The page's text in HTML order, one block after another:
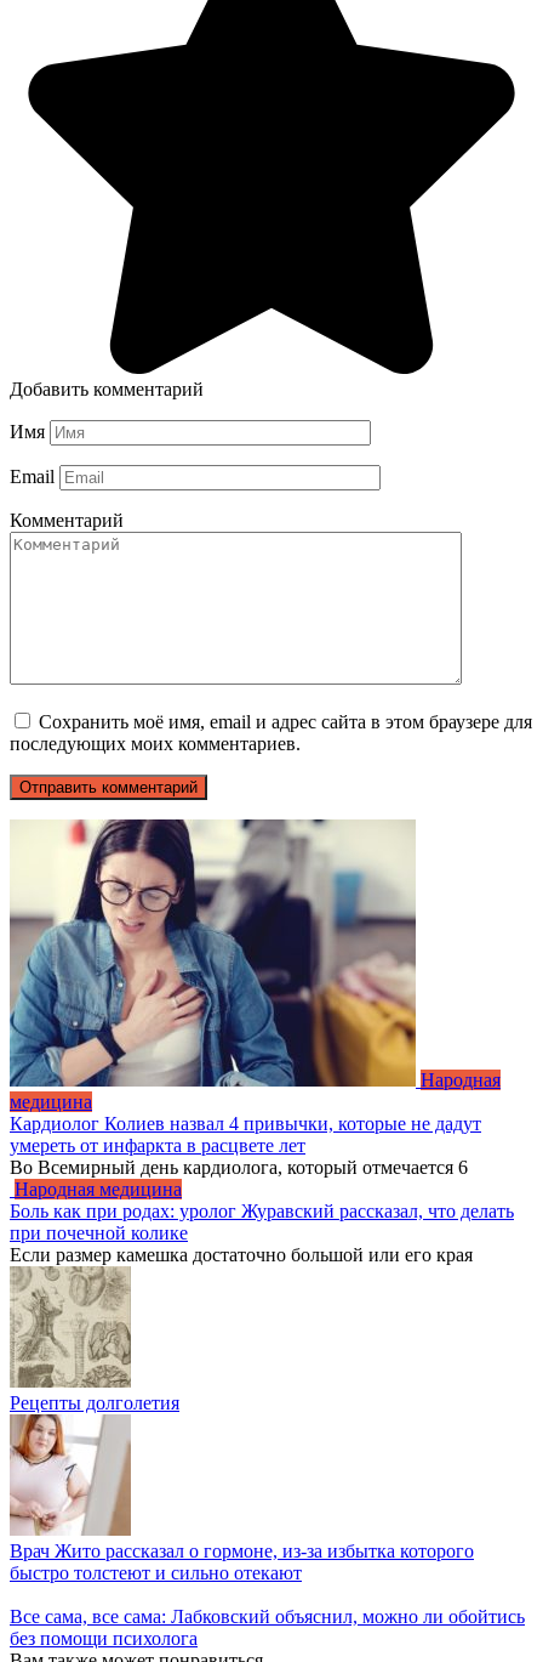
Добавить комментарий
Имя
Email
Комментарий
Сохранить моё имя, email и адрес сайта в этом браузере для
последующих моих комментариев.
Народная
медицина
Кардиолог Колиев назвал 4 привычки, которые не дадут
умереть от инфаркта в расцвете лет
Во Всемирный день кардиолога, который отмечается 6
Народная медицина
Боль как при родах: уролог Журавский рассказал, что делать
при почечной колике
Если размер камешка достаточно большой или его края
Рецепты долголетия
Врач Жито рассказал о гормоне, из-за избытка которого
быстро толстеют и сильно отекают
Все сама, все сама: Лабковский объяснил, можно ли обойтись
без помощи психолога